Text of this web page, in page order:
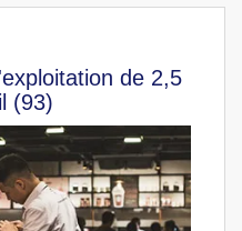
de 2,5
(93)